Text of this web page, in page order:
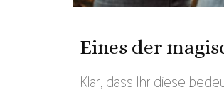
Eines der
Klar, dass Ihr diese